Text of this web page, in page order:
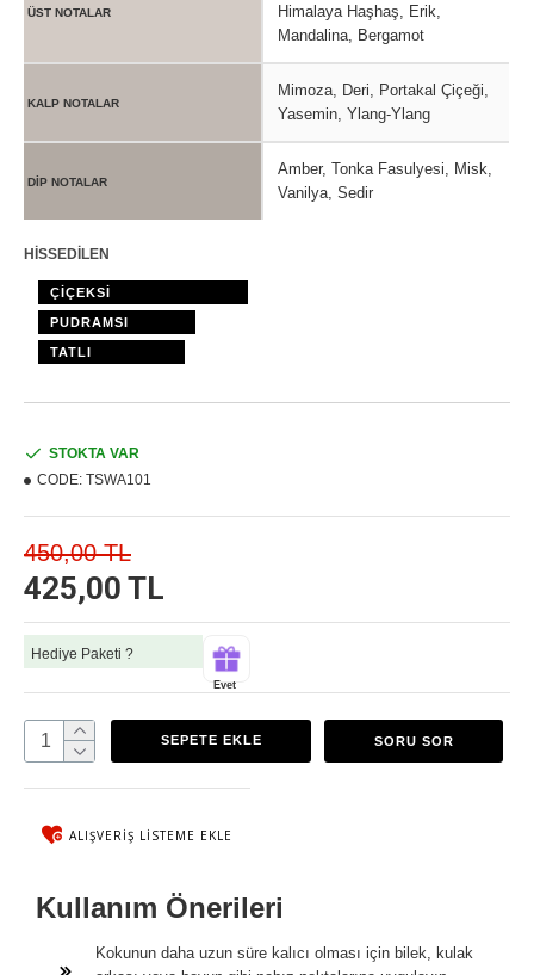
ÜST NOTALAR
Himalaya Haşhaş, Erik,
Mandalina, Bergamot
KALP NOTALAR
Mimoza, Deri, Portakal Çiçeği,
Yasemin, Ylang-Ylang
DİP NOTALAR
Amber, Tonka Fasulyesi, Misk,
Vanilya, Sedir
HİSSEDİLEN
ÇİÇEKSİ
PUDRAMSI
TATLI
425,00 TL
450,00 TL
STOKTA VAR
CODE: TSWA101
Hediye Paketi ?
Evet
SEPETE EKLE SORU SOR
ALIŞVERIŞ LISTEME EKLE
Kullanım Önerileri
Kokunun daha uzun süre kalıcı olması için bilek, kulak